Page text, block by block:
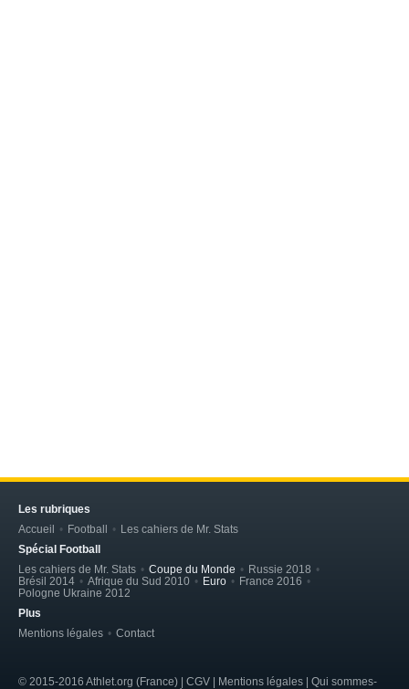
Les rubriques
Accueil
Football
Les cahiers de Mr. Stats
Spécial Football
Les cahiers de Mr. Stats
Coupe du Monde
Russie 2018
Brésil 2014
Afrique du Sud 2010 Euro
France 2016
Pologne Ukraine 2012
Plus
Mentions légales
Contact
© 2015-2016 Athlet.org (France) | CGV | Mentions légales | Qui sommes-